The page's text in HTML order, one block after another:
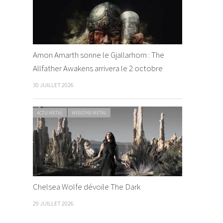
que nous avons eu...
Amon Amarth sonne le Gjallarhorn : The
Allfather Awakens arrivera le 2 octobre
30 JUILLET 2026
ACTU METAL WEBZINE METAL
Chelsea Wolfe dévoile The Dark
29 JUILLET 2026